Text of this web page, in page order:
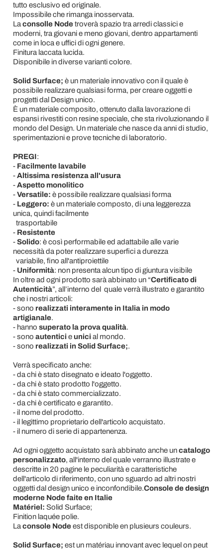
tutto esclusivo ed originale.
Impossibile che rimanga inosservata.
La consolle Nodetroverà spazio tra arredi classici e
moderni, tra giovani e meno giovani, dentro appartamenti
come in loca e uffici di ogni genere.
Finitura laccata lucida.
Disponibile in diverse varianti colore.
Solid Surface; è un materiale innovativo con il quale è
possibile realizzare qualsiasi forma, per creare oggetti e
progetti dal Design unico.
È un materiale composito, ottenuto dalla lavorazione di
espansi rivestiti con resine speciale, che sta rivoluzionando il
mondo del Design. Un materiale che nasce da anni di studio,
sperimentazioni e prove tecniche di laboratorio.
PREGI:
- Facilmente lavabile
-Altissima resistenza all'usura
-Aspetto monolitico
-Versatile: è possibile realizzare qualsiasi forma
- Leggero: è un materiale composto, di una leggerezza
unica, quindi facilmente
trasportabile
- Resistente
-Solido: è così performabile ed adattabile alle varie
necessità da poter realizzare superfici a durezza
variabile, fino all'antiproiettile
- Uniformità: non presenta alcun tipo di giuntura visibile
In oltre ad ogni prodotto sarà abbinato un “Certificato di
Autenticità”, all’interno del quale verrà illustrato e garantito
che i nostri articoli:
- sono realizzati interamente in Italia in modo
artigianale.
- hanno superato la prova qualità.
- sono autentici e unici al mondo.
- sono realizzati in Solid Surface;.
Verrà specificato anche:
- da chi è stato disegnato e ideato l'oggetto.
- da chi è stato prodotto l'oggetto.
- da chi è stato commercializzato.
- da chi è certificato e garantito.
- il nome del prodotto.
- il legittimo proprietario dell'articolo acquistato.
- il numero di serie di appartenenza.
Ad ogni oggetto acquistato sarà abbinato anche uncatalogo
personalizzato, all'interno del quale verranno illustrate e
descritte in 20 pagine le peculiarità e caratteristiche
dell'articolo di riferimento, con uno sguardo ad altri nostri
oggetti dal design unico e inconfondibile.Console de design
moderne Node faite en Italie
Matériel: Solid Surface;
Finition laquée polie.
La console Nodeest disponible en plusieurs couleurs.
Solid Surface; est un matériau innovant avec lequel on peut